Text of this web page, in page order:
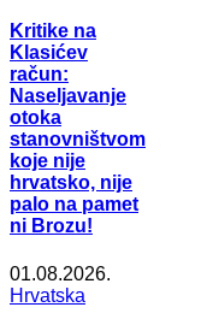
Kritike na
Klasićev
račun:
Naseljavanje
otoka
stanovništvom
koje nije
hrvatsko, nije
palo na pamet
ni Brozu!
01.08.2026.
Hrvatska